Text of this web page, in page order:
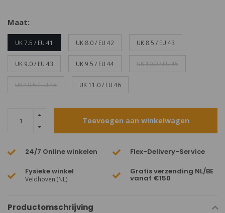
Maat:
UK 7.5 / EU 41 UK 8.0 / EU 42 UK 8.5 / EU 43
UK 9.0 / EU 43 UK 9.5 / EU 44 UK 10.0 / EU 45
UK 10.5 / EU 45 UK 11.0 / EU 46
Toevoegen aan winkelwagen
24/7 Online winkelen Flex-Delivery-Service
Fysieke winkel
Veldhoven (NL)
Gratis verzending NL/BE
vanaf €150
Productomschrijving